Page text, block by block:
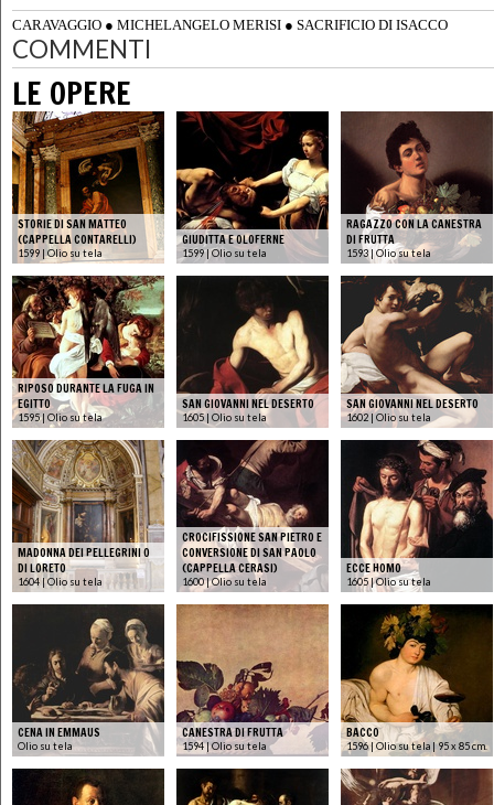
CARAVAGGIO ● MICHELANGELO MERISI ● SACRIFICIO DI ISACCO
COMMENTI
LE OPERE
STORIE DI SAN MATTEO
(CAPPELLA CONTARELLI)
1599 | Olio su tela
GIUDITTA E OLOFERNE
1599 | Olio su tela
RAGAZZO CON LA CANESTRA
DI FRUTTA
1593 | Olio su tela
RIPOSO DURANTE LA FUGA IN
EGITTO
1595 | Olio su tela
SAN GIOVANNI NEL DESERTO
1605 | Olio su tela
SAN GIOVANNI NEL DESERTO
1602 | Olio su tela
MADONNA DEI PELLEGRINI O
DI LORETO
1604 | Olio su tela
CROCIFISSIONE SAN PIETRO E
CONVERSIONE DI SAN PAOLO
(CAPPELLA CERASI)
1600 | Olio su tela
ECCE HOMO
1605 | Olio su tela
CENA IN EMMAUS
Olio su tela
CANESTRA DI FRUTTA
1594 | Olio su tela
BACCO
1596 | Olio su tela | 95 x 85 cm.